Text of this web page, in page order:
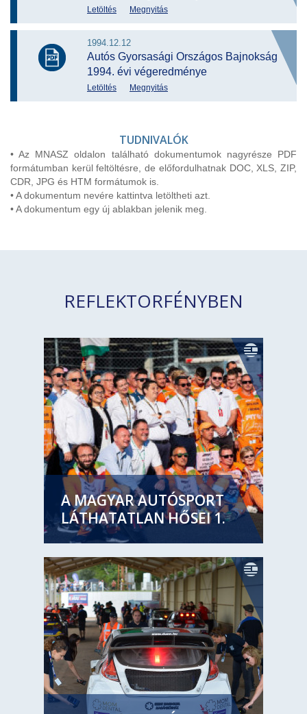
Letöltés Megnyitás
1994.12.12
Autós Gyorsasági Országos Bajnokság
1994. évi végeredménye
Letöltés Megnyitás
TUDNIVALÓK
• Az MNASZ oldalon található dokumentumok nagyrésze PDF
formátumban kerül feltöltésre, de előfordulhatnak DOC, XLS, ZIP,
CDR, JPG és HTM formátumok is.
• A dokumentum nevére kattintva letöltheti azt.
• A dokumentum egy új ablakban jelenik meg.
REFLEKTORFÉNYBEN
A MAGYAR AUTÓSPORT
LÁTHATATLAN HŐSEI 1.